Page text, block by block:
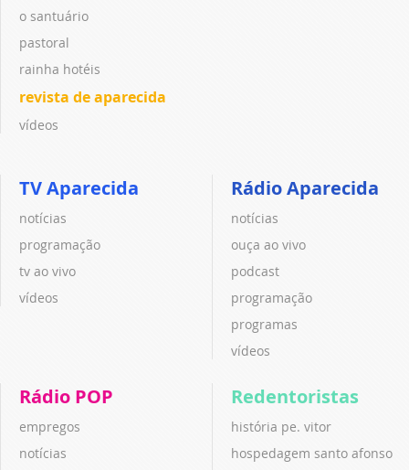
o santuário
pastoral
rainha hotéis
revista de aparecida
vídeos
TV Aparecida
notícias
programação
tv ao vivo
vídeos
Rádio Aparecida
notícias
ouça ao vivo
podcast
programação
programas
vídeos
Rádio POP
empregos
notícias
Redentoristas
história pe. vitor
hospedagem santo afonso